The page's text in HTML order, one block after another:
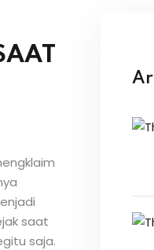
saat
saja.